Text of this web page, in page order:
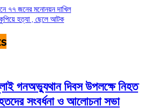
৭৭ জনের মনোনয়ন দাখিল
কুপিয়ে হত্যা , ছেলে আটক
গনঅভ্যুথান দিবস উপলক্ষে নিহত
সংবর্ধনা ও আলোচনা সভা